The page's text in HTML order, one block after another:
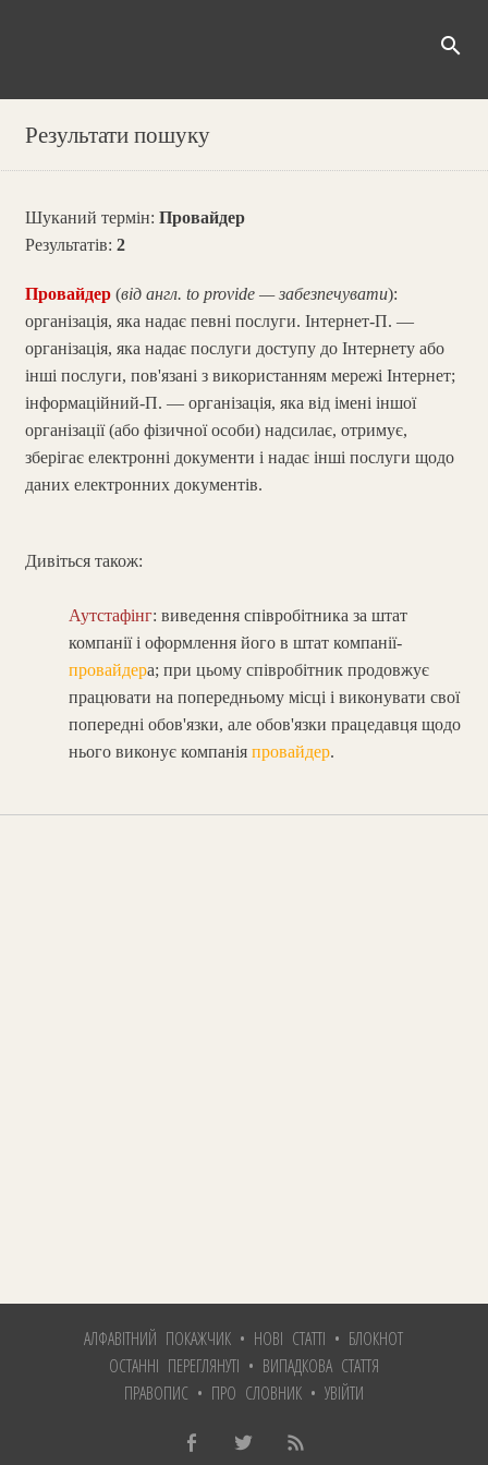
search
Результати пошуку
Шуканий термін: Провайдер
Результатів: 2
Провайдер(від англ. to provide — забезпечувати):
організація, яка надає певні послуги. Інтернет-П. —
організація, яка надає послуги доступу до Інтернету або
інші послуги, пов'язані з використанням мережі Інтернет;
інформаційний-П. — організація, яка від імені іншої
організації (або фізичної особи) надсилає, отримує,
зберігає електронні документи і надає інші послуги щодо
даних електронних документів.
Дивіться також:
Аутстафінг: виведення співробітника за штат
компанії і оформлення його в штат компанії-
провайдера; при цьому співробітник продовжує
працювати на попередньому місці і виконувати свої
попередні обов'язки, але обов'язки працедавця щодо
нього виконує компанія провайдер.
АЛФАВІТНИЙ ПОКАЖЧИК • НОВІ СТАТТІ • БЛОКНОТ
ОСТАННІ ПЕРЕГЛЯНУТІ • ВИПАДКОВА СТАТТЯ
ПРАВОПИС• ПРО СЛОВНИК• УВІЙТИ